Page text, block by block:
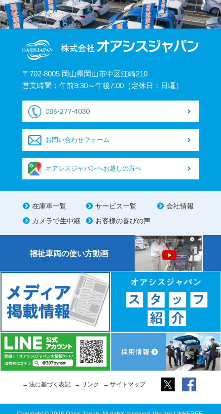
〒702-8005 岡山県岡山市中区江崎210
営業時間：午前9:30～午後7:00（定休日：日曜）
086-277-4030
お問い合わせフォーム
オアシスジャパンへお越しの方へ
在庫車一覧 サービス一覧
会社情報
カメラで生中継
お客様の喜びの声
福祉車両の使い方動画
法に基づく表記 リンク サイトマップ